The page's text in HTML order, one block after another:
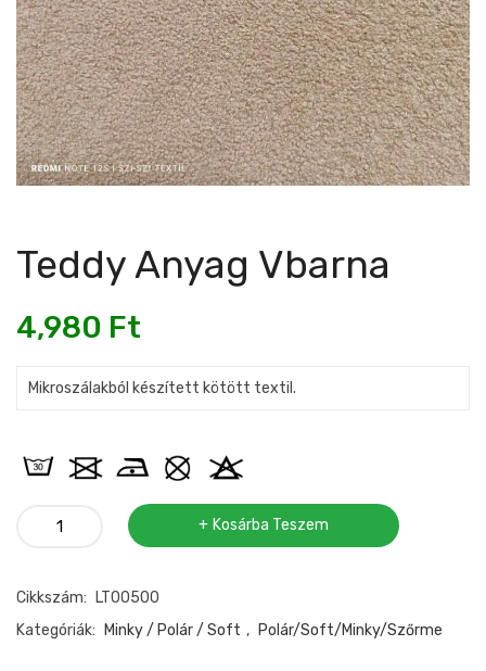
Teddy Anyag Vbarna
4,980 Ft
Mikroszálakból készített kötött textil.
Teddy
mennyiség
Kosárba Teszem
Cikkszám:
LT00500
Kategóriák:
Minky / Polár / Soft , Polár/soft/Minky/szőrme